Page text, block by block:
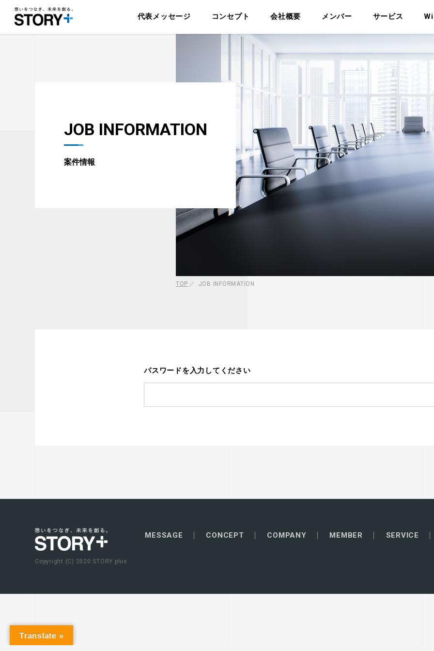
代表メッセージ コンセプト 会社概要 メンバー サービス
JOB INFORMATION
案件情報
TOP JOB INFORMATION
パスワードを入力してください
Copyright (C) 2020 STORY plus
MESSAGE CONCEPT COMPANY MEMBER SERVICE
Translate »